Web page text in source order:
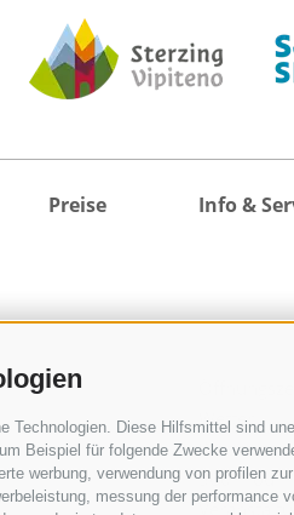
Technologien. Diese Hilfsmittel sind
Beispiel für folgende Zwecke
werbung, verwendung von profilen
messung der
Preise Info &
Wetter
Webcams
360° Tour